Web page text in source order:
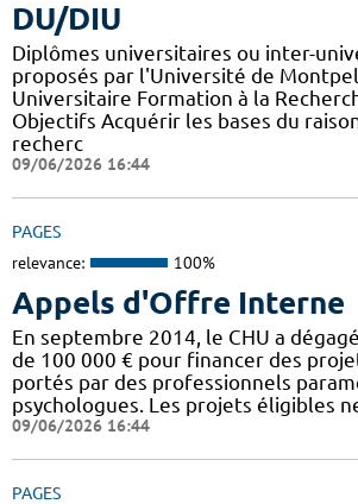
DU/DIU
Diplômes universitaires ou inter-
proposés par l'Université de
Universitaire Formation à la
Objectifs Acquérir les bases du
recherc
09/06/2026 16:44
PAGES
relevance: 100%
Appels d'Offre Interne
En septembre 2014, le CHU a
de 100 000 € pour financer des
portés par des professionnels
psychologues. Les projets éligibles
09/06/2026 16:44
PAGES